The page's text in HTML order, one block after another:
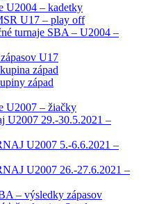
U2004 – kadetky
U17 – play off
turnaje SBA – U2004 –
U17
západ
západ
U2007 – žiačky
U2007 29.-30.5.2021 –
U2007 5.-6.6.2021 –
U2007 26.-27.6.2021 –
– výsledky zápasov